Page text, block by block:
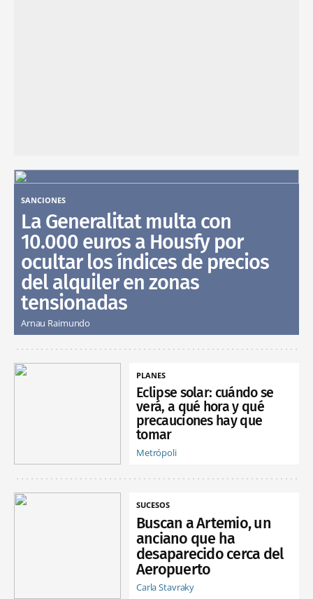
SANCIONES
La Generalitat multa con
10.000 euros a Housfy por
ocultar los índices de precios
del alquiler en zonas
tensionadas
Arnau Raimundo
PLANES
Eclipse solar: cuándo se
verá, a qué hora y qué
precauciones hay que
tomar
Metrópoli
SUCESOS
Buscan a Artemio, un
anciano que ha
desaparecido cerca del
Aeropuerto
Carla Stavraky